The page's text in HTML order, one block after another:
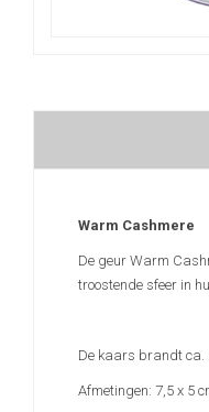
Warm Cashmere
De geur Warm
troostende sfeer in
De kaars brandt ca.
Afmetingen: 7,5 x 5